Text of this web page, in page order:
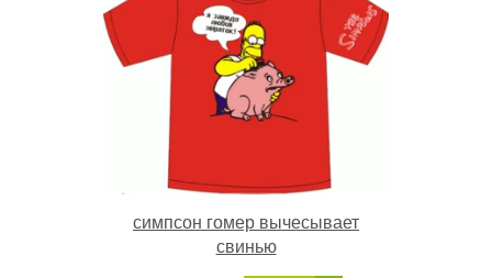
симпсон гомер вычесывает
свинью